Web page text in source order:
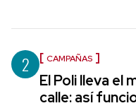
2 CAMPAÑAS
El Poli lleva el
calle: así